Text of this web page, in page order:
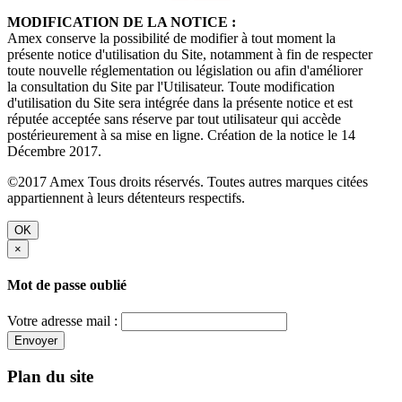
MODIFICATION DE LA NOTICE :
Amex conserve la possibilité de modifier à tout moment la
présente notice d'utilisation du Site, notamment à fin de respecter
toute nouvelle réglementation ou législation ou afin d'améliorer
la consultation du Site par l'Utilisateur. Toute modification
d'utilisation du Site sera intégrée dans la présente notice et est
réputée acceptée sans réserve par tout utilisateur qui accède
postérieurement à sa mise en ligne. Création de la notice le 14
Décembre 2017.
©2017 Amex Tous droits réservés. Toutes autres marques citées
appartiennent à leurs détenteurs respectifs.
OK
×
Mot de passe oublié
Votre adresse mail :
Envoyer
Plan du site